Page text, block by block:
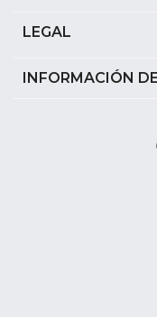
LEGAL
INFORMACIÓN